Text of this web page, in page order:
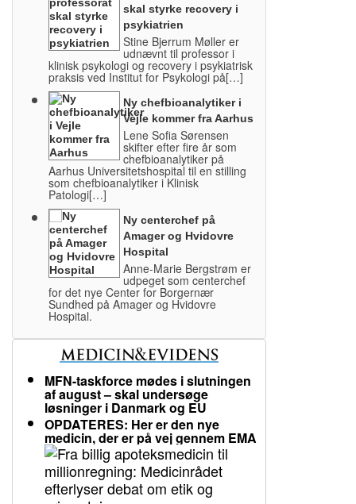
skal styrke recovery i
psykiatrien
Stine Bjerrum Møller er
udnævnt til professor i
klinisk psykologi og recovery i psykiatrisk
praksis ved Institut for Psykologi på[…]
Ny chefbioanalytiker i
Vejle kommer fra Aarhus
Lene Sofia Sørensen
skifter efter fire år som
chefbioanalytiker på
Aarhus Universitetshospital til en stilling
som chefbioanalytiker i Klinisk
Patologi[…]
Ny centerchef på
Amager og Hvidovre
Hospital
Anne-Marie Bergstrøm er
udpeget som centerchef
for det nye Center for Borgernær
Sundhed på Amager og Hvidovre
Hospital.
MFN-taskforce mødes i slutningen
af august – skal undersøge
løsninger i Danmark og EU
OPDATERES: Her er den nye
medicin, der er på vej gennem EMA